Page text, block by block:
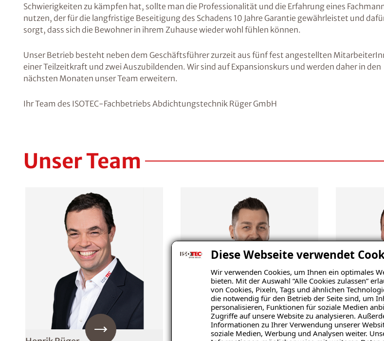
Diese Webseite verwendet
Wir verwenden Cookies, um Ihnen ein optimales
bieten. Mit der Auswahl “Alle Cookies zulassen”
von Cookies, Pixeln, Tags und ähnlichen
die notwendig für den Betrieb der Seite sind, um
personalisieren, Funktionen für soziale Medien
Zugriffe auf unsere Website zu analysieren.
Informationen zu Ihrer Verwendung unserer
soziale Medien, Werbung und Analysen weiter.
Schwierigkeiten zu kämpfen hat, sollte man die Professionalität und die Erfahrung eines
nutzen, der für die langfristige Beseitigung des Schadens 10 Jahre Garantie gewährleistet und
sorgt, dass sich die Bewohner in ihrem Zuhause wieder wohl fühlen können.
Unser Betrieb besteht neben dem Geschäftsführer zurzeit aus fünf fest angestellten
einer Teilzeitkraft und zwei Auszubildenden. Wir sind auf Expansionskurs und werden daher in den
nächsten Monaten unser Team erweitern.
Ihr Team des ISOTEC-Fachbetriebs Abdichtungstechnik Rüger GmbH
Unser Team